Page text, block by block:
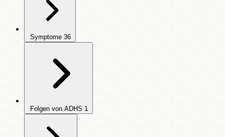
Symptome 36
Folgen von ADHS 1